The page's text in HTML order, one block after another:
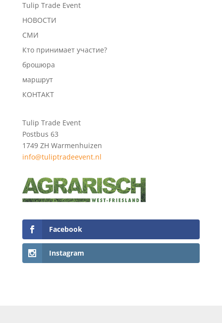
Tulip Trade Event
НОВОСТИ
СМИ
Кто принимает участие?
брошюра
маршрут
КОНТАКТ
Tulip Trade Event
Postbus 63
1749 ZH Warmenhuizen
info@tuliptradeevent.nl
Facebook
Instagram